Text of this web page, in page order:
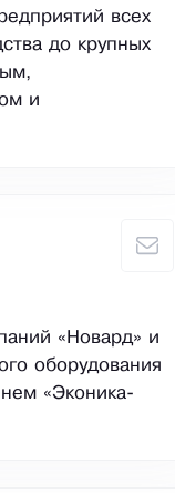
всех
до крупных
и
«Новард» и
оборудования
«Эконика-